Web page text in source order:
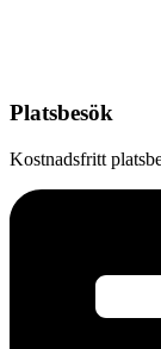
Platsbesök
Kostnadsfritt